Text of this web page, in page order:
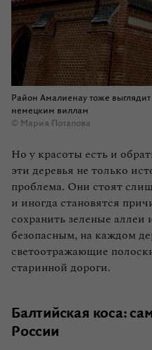
Район Амалиенау тоже
немецким виллам
© Мария Потапова
Но у красоты есть и
эти деревья не только
проблема. Они стоят
и иногда становятся
сохранить зеленые аллеи
безопасным, на каждом
светоотражающие
старинной дороги.
Балтийская коса:
России